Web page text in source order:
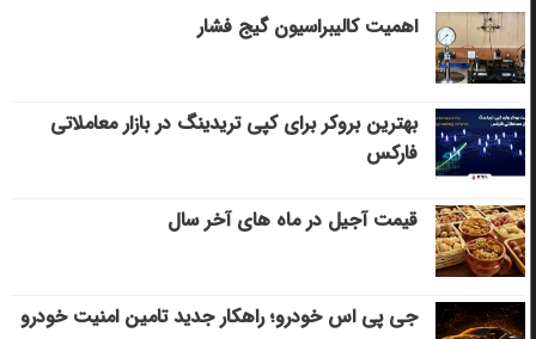
اهمیت کالیبراسیون گیج فشار
بهترین بروکر برای کپی‌ تریدینگ در بازار معاملاتی
فارکس
قیمت آجیل در ماه های آخر سال
جی پی اس خودرو؛ راهکار جدید تامین امنیت خودرو